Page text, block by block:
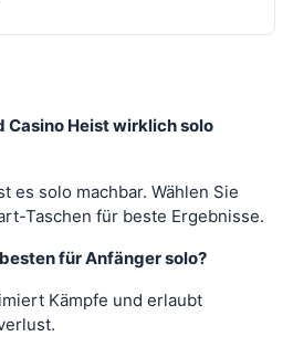
Casino Heist wirklich solo
es solo machbar. Wählen Sie
Taschen für beste Ergebnisse.
für Anfänger solo?
Kämpfe und erlaubt